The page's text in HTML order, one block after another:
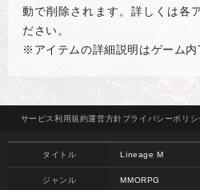
動で削除されます。詳しくは各
ださい。
※アイテムの詳細説明はゲーム内
サービス 利用規約運営方針プライバシーポリシ
タイトル Lineage M
ジャンル MMORPG